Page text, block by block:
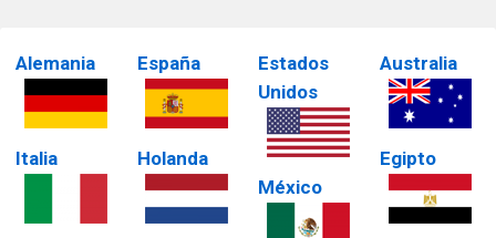
Alemania
Italia
España
Holanda
Estados
Unidos
México
Australia
Egipto